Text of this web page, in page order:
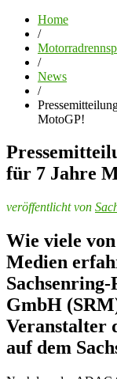
Home
/
/
News
/
MotoGP!
für 7 Jahre
veröffentlicht von
Wie viele
Medien
GmbH
Veranstalter
auf dem